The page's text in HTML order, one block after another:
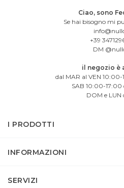
Ciao, sono
Se hai bisogno mi
+39
DM
il negozio è
dal MAR al VEN 10:00-
SAB 10:00-
DOM e LUN
I PRODOTTI
INFORMAZIONI
SERVIZI